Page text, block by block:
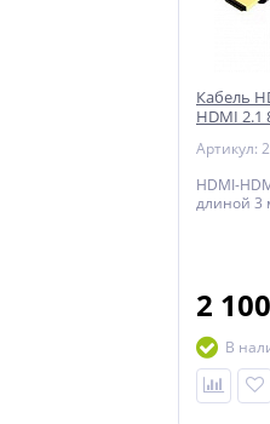
Кабель
HDMI 2.1
Артикул:
HDMI-
длиной 3
2 100
В